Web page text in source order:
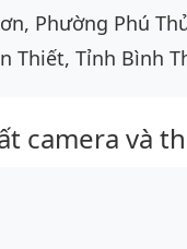
Phường Phú
Thiết, Tỉnh Bình
camera và